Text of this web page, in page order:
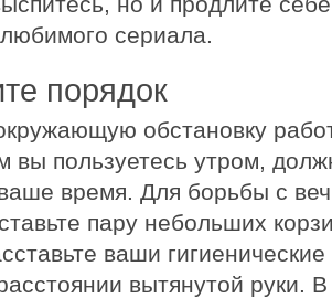
сериала.
порядок
обстановку
вы пользуетесь утром,
время. Для борьбы с
пару небольших
ваши
вытянутой руки.